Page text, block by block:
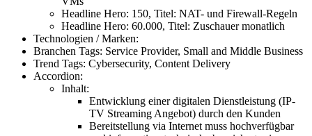
Headline Hero: 150, Titel: NAT- und Firewall-Regeln
Headline Hero: 60.000, Titel: Zuschauer monatlich
Technologien / Marken:
Branchen Tags: Service Provider, Small and Middle Business
Trend Tags: Cybersecurity, Content Delivery
Accordion:
Inhalt:
Entwicklung einer digitalen Dienstleistung (IP-
TV Streaming Angebot) durch den Kunden
Bereitstellung via Internet muss hochverfügbar